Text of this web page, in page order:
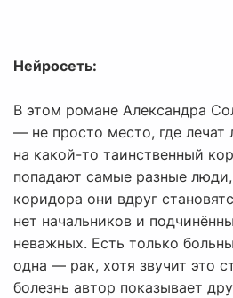
Нейросеть:
В этом романе Александра
— не просто место, где
на какой-то таинственный
попадают самые разные люди,
коридора они вдруг
нет начальников и
неважных. Есть только
одна — рак, хотя звучит это
болезнь автор показывает